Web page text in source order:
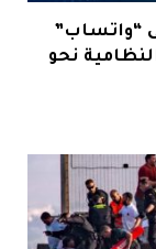
“واتساب”
نحو